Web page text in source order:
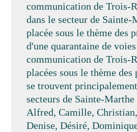
communication de Trois-
dans le secteur de
placée sous le thème des
d'une quarantaine de
communication de Trois-
placées sous le thème
se trouvent
secteurs de Sainte-
Alfred, Camille,
Denise, Désiré,